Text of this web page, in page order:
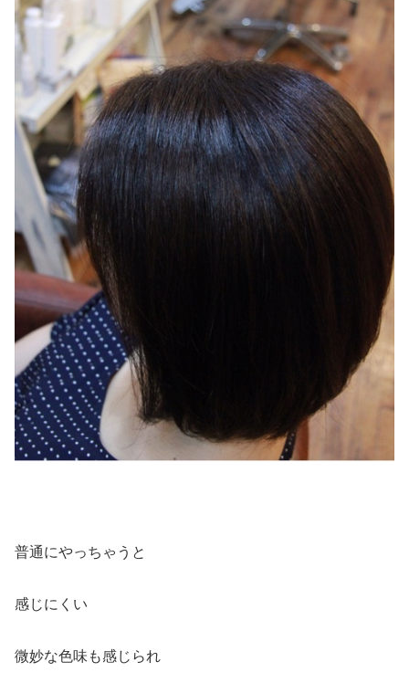
普通にやっちゃうと
感じにくい
微妙な色味も感じられ